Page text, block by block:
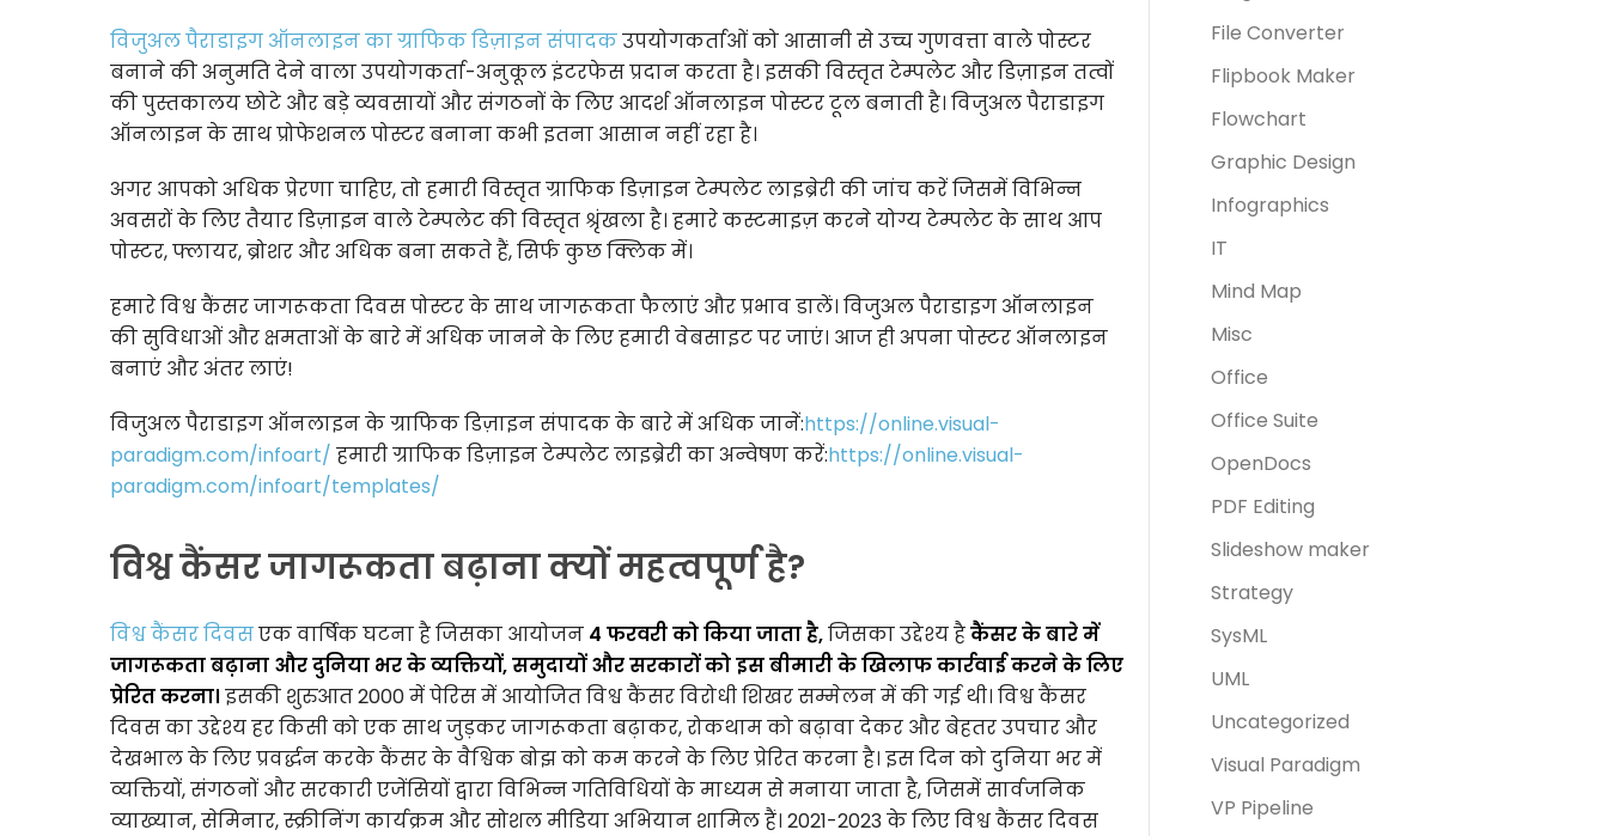
विजुअल पैराडाइग ऑनलाइन का ग्राफिक डिज़ाइन संपादकउपयोगकर्ताओं को आसानी से उच्च गुणवत्ता वाले पोस्टर
बनाने की अनुमति देने वाला उपयोगकर्ता-अनुकूल इंटरफेस प्रदान करता है। इसकी विस्तृत टेम्पलेट और डिज़ाइन तत्वों
की पुस्तकालय छोटे और बड़े व्यवसायों और संगठनों के लिए आदर्श ऑनलाइन पोस्टर टूल बनाती है। विजुअल पैराडाइग
ऑनलाइन के साथ प्रोफेशनल पोस्टर बनाना कभी इतना आसान नहीं रहा है।
अगर आपको अधिक प्रेरणा चाहिए, तो हमारी विस्तृत ग्राफिक डिज़ाइन टेम्पलेट लाइब्रेरी की जांच करें जिसमें विभिन्न
अवसरों के लिए तैयार डिज़ाइन वाले टेम्पलेट की विस्तृत श्रृंखला है। हमारे कस्टमाइज़ करने योग्य टेम्पलेट के साथ आप
पोस्टर, फ्लायर, ब्रोशर और अधिक बना सकते हैं, सिर्फ कुछ क्लिक में।
हमारे विश्व कैंसर जागरूकता दिवस पोस्टर के साथ जागरूकता फैलाएं और प्रभाव डालें। विजुअल पैराडाइग ऑनलाइन
की सुविधाओं और क्षमताओं के बारे में अधिक जानने के लिए हमारी वेबसाइट पर जाएं। आज ही अपना पोस्टर ऑनलाइन
बनाएं और अंतर लाएं!
विजुअल पैराडाइग ऑनलाइन के ग्राफिक डिज़ाइन संपादक के बारे में अधिक जानें:https://online.visual-
paradigm.com/infoart/ हमारी ग्राफिक डिज़ाइन टेम्पलेट लाइब्रेरी का अन्वेषण करें:https://online.visual-
paradigm.com/infoart/templates/
विश्व कैंसर जागरूकता बढ़ाना क्यों महत्वपूर्ण है?
विश्व कैंसर दिवसएक वार्षिक घटना है जिसका आयोजन 4 फरवरी को किया जाता है,जिसका उद्देश्य हैकैंसर के बारे में
जागरूकता बढ़ाना और दुनिया भर के व्यक्तियों, समुदायों और सरकारों को इस बीमारी के खिलाफ कार्रवाई करने के लिए
प्रेरित करना। इसकी शुरुआत 2000 में पेरिस में आयोजित विश्व कैंसर विरोधी शिखर सम्मेलन में की गई थी। विश्व कैंसर
दिवस का उद्देश्य हर किसी को एक साथ जुड़कर जागरूकता बढ़ाकर, रोकथाम को बढ़ावा देकर और बेहतर उपचार और
देखभाल के लिए प्रवर्द्धन करके कैंसर के वैश्विक बोझ को कम करने के लिए प्रेरित करना है। इस दिन को दुनिया भर में
व्यक्तियों, संगठनों और सरकारी एजेंसियों द्वारा विभिन्न गतिविधियों के माध्यम से मनाया जाता है, जिसमें सार्वजनिक
व्याख्यान, सेमिनार, स्क्रीनिंग कार्यक्रम और सोशल मीडिया अभियान शामिल हैं। 2021-2023 के लिए विश्व कैंसर दिवस
File Converter
Flipbook Maker
Flowchart
Graphic Design
Infographics
IT
Mind Map
Misc
Office
Office Suite
OpenDocs
PDF Editing
Slideshow maker
Strategy
SysML
UML
Uncategorized
Visual Paradigm
VP Pipeline